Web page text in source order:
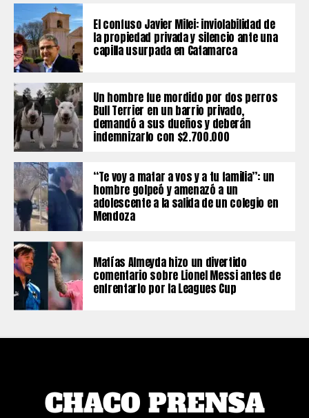
El confuso Javier Milei: inviolabilidad de
la propiedad privada y silencio ante una
capilla usurpada en Catamarca
Un hombre fue mordido por dos perros
Bull Terrier en un barrio privado,
demandó a sus dueños y deberán
indemnizarlo con $2.700.000
“Te voy a matar a vos y a tu familia”: un
hombre golpeó y amenazó a un
adolescente a la salida de un colegio en
Mendoza
Matías Almeyda hizo un divertido
comentario sobre Lionel Messi antes de
enfrentarlo por la Leagues Cup